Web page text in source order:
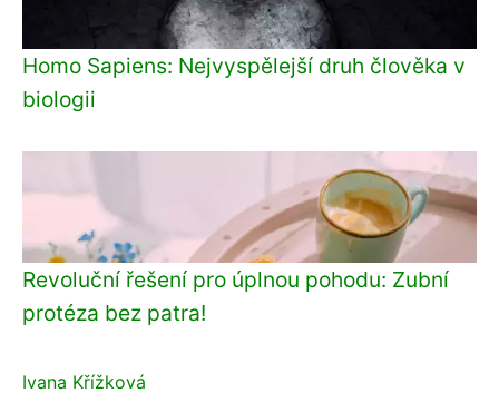
Homo Sapiens: Nejvyspělejší druh člověka v
biologii
Revoluční řešení pro úplnou pohodu: Zubní
protéza bez patra!
Ivana Křížková